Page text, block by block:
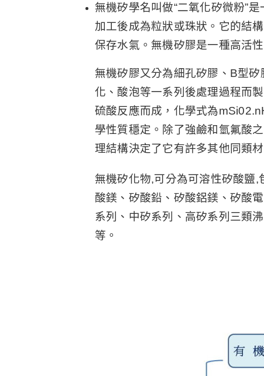
無機矽學名叫做“二氧化矽微粉”
加工後成為粒狀或珠狀。它的結
保存水氣。無機矽膠是一種高活
無機矽膠又分為細孔矽膠、B型
化、酸泡等一系列後處理過程而
硫酸反應而成，化學式為
學性質穩定。除了強鹼和氫氟酸
理結構決定了它有許多其他同類
無機矽化物,可分為可溶性矽酸鹽
酸鎂、矽酸鉛、矽酸鋁鎂、矽酸
系列、中矽系列、高矽系列三類
等。